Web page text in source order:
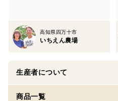
高知県四万十市
いちえん農場
生産者について
商品一覧